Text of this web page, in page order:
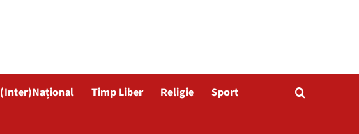
(Inter)Național Timp Liber Religie Sport